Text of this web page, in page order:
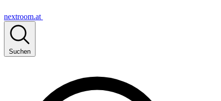
nextroom.at
Suchen